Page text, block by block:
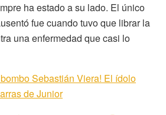
ha estado a su lado. El único
fue cuando tuvo que librar la
una enfermedad que casi lo
Sebastián Viera! El ídolo
de Junior